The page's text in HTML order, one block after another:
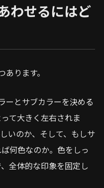
わせるにはど
ります。
ーとサブカラーを決める
て大きく左右されま
いのか、そして、もしサ
何色なのか。色をしっ
全体的な印象を固定し